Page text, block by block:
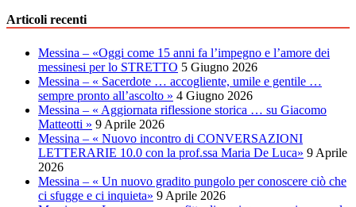
Articoli recenti
Messina – «Oggi come 15 anni fa l’impegno e l’amore dei
messinesi per lo STRETTO 5 Giugno 2026
Messina – « Sacerdote … accogliente, umile e gentile …
sempre pronto all’ascolto » 4 Giugno 2026
Messina – « Aggiornata riflessione storica … su Giacomo
Matteotti » 9 Aprile 2026
Messina – « Nuovo incontro di CONVERSAZIONI
LETTERARIE 10.0 con la prof.ssa Maria De Luca» 9 Aprile
2026
Messina – « Un nuovo gradito pungolo per conoscere ciò che
ci sfugge e ci inquieta» 9 Aprile 2026